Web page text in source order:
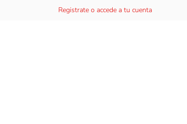
Registrate o accede a tu cuenta